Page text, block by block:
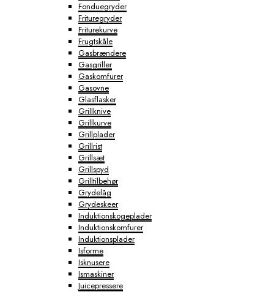
Fonduegryder
Frituregryder
Friturekurve
Frugtskåle
Gasbrændere
Gasgriller
Gaskomfurer
Gasovne
Glasflasker
Grillknive
Grillkurve
Grillplader
Grillrist
Grillsæt
Grillspyd
Grilltilbehør
Grydelåg
Grydeskeer
Induktionskogeplader
Induktionskomfurer
Induktionsplader
Isforme
Isknusere
Ismaskiner
Juicepressere